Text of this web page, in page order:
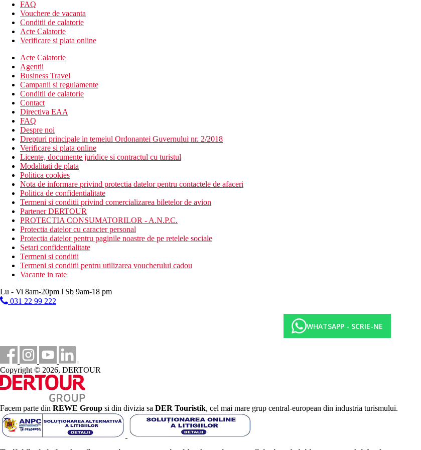
Hotelul dispune de:
392 de camere
hol cu ​​receptie
lifturi
restaurant
magazine de suveniruri
coafor
sala de conferinte
In exterior 2 piscine (1 cu aer conditionat/incalzire)
bar la piscina
terasa cu sezlonguri si umbrele gratuite
zona separata pentru nudisti
Descrierea plajei
Plaja populara de tip caraibian, creata artificial, Playa Amadores
Situata intr-un golf protejat, cu intrare lina in mare
la aproximativ 500 m de hotel
Sezlonguri si umbrele de soare pe plaja, contra cost.
In imediata vecinatate a plajei se afla restaurante si baruri cu snack bar in timpul zilei.
Activitati sportive gratuite
Program de animatie regulat in timpul zilei si serii
divertisment seara
tenis de masa
tir cu arcul
darts
centru modern de talasoterapie cu o priveliste frumoasa asupra oceanului (Intrare de la 15 ani)
Piscina pentru copii
loc de joaca
animatori
Activitati sportive contra cost
piscina (apa de mare incalzita la temperatura corpului) cu jeturi de masaj
jacuzzi
o gama larga de proceduri vindecatoare si regenerative
Dieta
Mic dejun si cina tip bufet.
All inclusive disponibil
Gustare usoara (10:00-18:30)
Inghetata pentru copii (10:00-18:30)
Cafea, ceai si desert (15:30-17:00)
Bauturi racoritoare si alcoolice locale selectate (10:00-24:00)
FAQ
Vouchere de vacanta
Conditii de calatorie
Acte Calatorie
Verificare si plata online
Acte Calatorie
Agentii
Business Travel
Campanii si regulamente
Conditii de calatorie
Contact
Directiva EAA
FAQ
Despre noi
Drepturi principale in temeiul Ordonantei Guvernului nr. 2/2018
Verificare si plata online
Licente, documente juridice si contractul cu turistul
Modalitati de plata
Politica cookies
Nota de informare privind protectia datelor pentru contactele de afaceri
Politica de confidentialitate
Termeni si conditii privind comercializarea biletelor de avion
Partener DERTOUR
PROTECTIA CONSUMATORILOR - A.N.P.C.
Protectia datelor cu caracter personal
Protectia datelor pentru paginile noastre de pe retelele sociale
Setari confidentialitate
Termeni si conditii
Termeni si conditii pentru utilizarea voucherului cadou
Vacante in rate
Lu - Vi 8am-20pm l Sb 9am-18 pm
031 22 99 222
WHATSAPP - SCRIE-NE
Copyright © 2026, DERTOUR
Facem parte din REWE Group si din divizia sa DER Touristik, cel mai mare grup central-european din industria turismului.